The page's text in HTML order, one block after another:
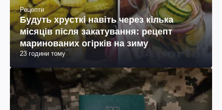
Рецепти
Будуть хрусткі навіть через кілька
місяців після закатування: рецепт
маринованих огірків на зиму
23 години тому